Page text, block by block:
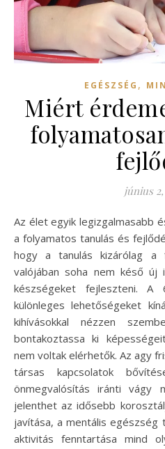
EGÉSZSÉG ,
Miért
június
Az élet egyik legizgalmasabb és legcsodálatosabb utazása
a folyamatos tanulás és
hogy a tanulás kizárólag a
valójában soha nem késő új
készségeket fejleszteni.
különleges lehetőségeket
kihívásokkal nézzen
bontakoztassa ki
nem voltak elérhetők. Az agy
társas kapcsolatok
önmegvalósítás iránti vágy
jelenthet az idősebb
javítása, a mentális egészség
aktivitás fenntartása mind